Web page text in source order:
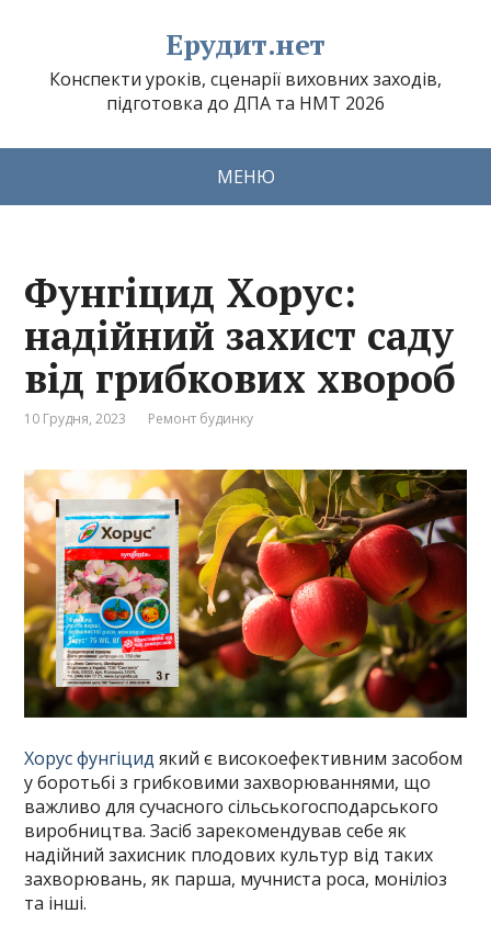
Ерудит.нет
Конспекти уроків, сценарії виховних заходів,
підготовка до ДПА та НМТ 2026
МЕНЮ
Фунгіцид Хорус:
надійний захист саду
від грибкових хвороб
10 Грудня, 2023 Ремонт будинку
Хорус фунгіцид який є високоефективним засобом
у боротьбі з грибковими захворюваннями, що
важливо для сучасного сільськогосподарського
виробництва. Засіб зарекомендував себе як
надійний захисник плодових культур від таких
захворювань, як парша, мучниста роса, моніліоз
та інші.